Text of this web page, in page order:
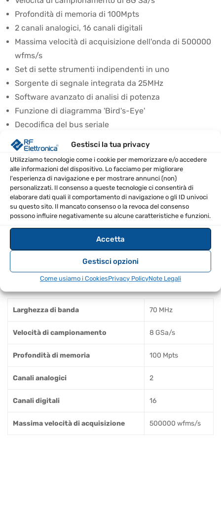
Gestisci la tua privacy
Utilizziamo tecnologie come i cookie per memorizzare e/o accedere
alle informazioni del dispositivo. Lo facciamo per migliorare
l'esperienza di navigazione e per mostrare annunci (non)
personalizzati. Il consenso a queste tecnologie ci consentirà di
elaborare dati quali il comportamento di navigazione o gli ID univoci
su questo sito. Il mancato consenso o la revoca del consenso
possono influire negativamente su alcune caratteristiche e funzioni.
Accetta
Gestisci opzioni
Come usiamo i CookiesPrivacy PolicyNote Legali
Profondità di memoria di 100Mpts
2 canali analogici, 16 canali digitali
Massima velocità di acquisizione dell'onda di 500000
wfms/s
Set di sette strumenti indipendenti in uno
Sorgente di segnale integrata da 25MHz
Software avanzato di analisi di potenza
Funzione di diagramma 'Bird's-Eye'
Decodifica del bus seriale
Schermo capacitivo multi-touch da 9 pollici
CONTENUTO DELLA CONFEZIONE
Unità principale X1
Sonda X2
Cavo di alimentazione X1
Certificato di calibrazione X1
Carta di garanzia X1
Lista di imballaggio X1
SPECIFICHE TECNICHE
Larghezza di banda 70 MHz
Velocità di campionamento 8 GSa/s
Profondità di memoria 100 Mpts
Canali analogici 2
Canali digitali 16
Massima velocità di acquisizione 500000 wfms/s